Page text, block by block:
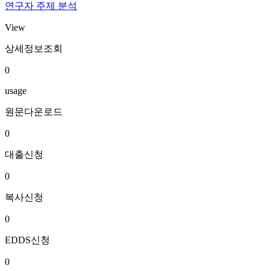
연구자 주제 분석
View
상세정보조회
0
usage
원문다운로드
0
대출신청
0
복사신청
0
EDDS신청
0